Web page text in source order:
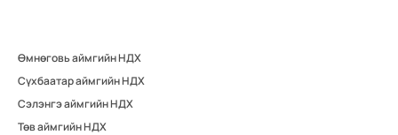
Өмнөговь аймгийн НДХ
Сүхбаатар аймгийн НДХ
Сэлэнгэ аймгийн НДХ
Төв аймгийн НДХ